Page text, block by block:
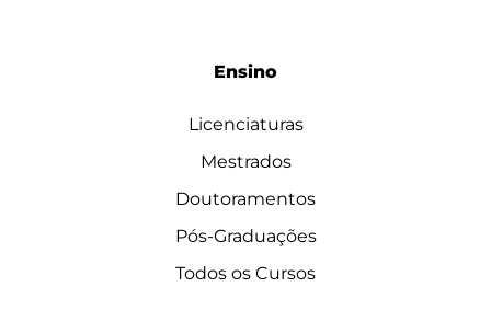
Ensino
Licenciaturas
Mestrados
Doutoramentos
Pós-Graduações
Todos os Cursos